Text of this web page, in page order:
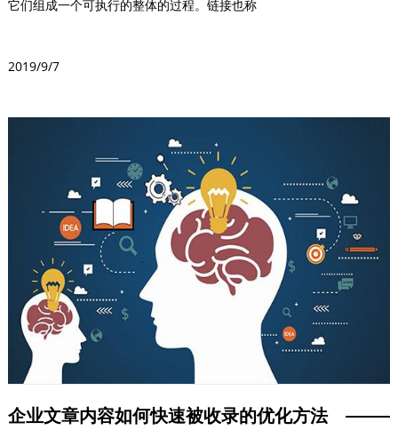
它们组成一个可执行的整体的过程。链接也称
2019/9/7
企业文章内容如何快速被收录的优化方法